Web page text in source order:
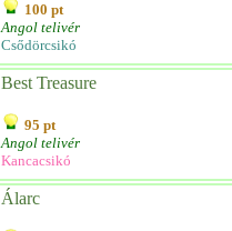
100 pt
Angol telivér
Csődörcsikó
Best Treasure
95 pt
Angol telivér
Kancacsikó
Álarc